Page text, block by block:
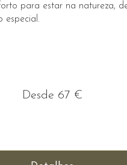
para estar na natureza,
especial.
Desde 67 €